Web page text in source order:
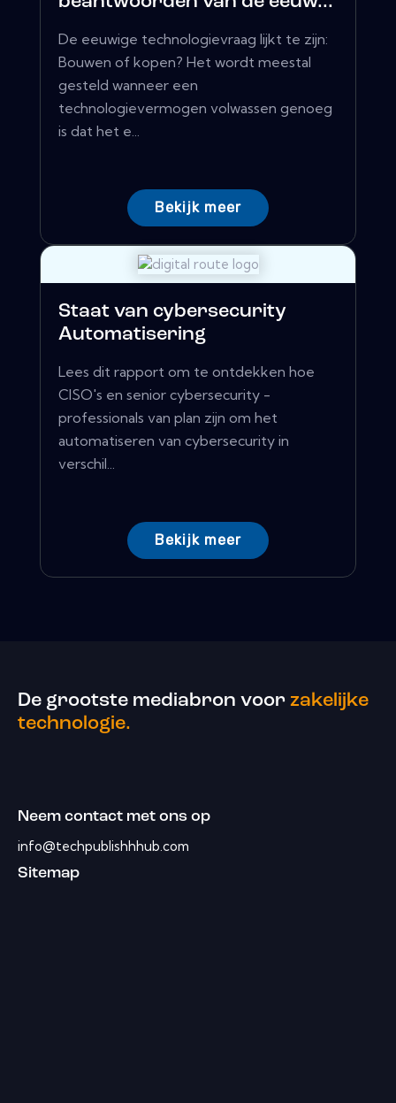
De eeuwige technologievraag lijkt te zijn:
Bouwen of kopen? Het wordt meestal
gesteld wanneer een
technologievermogen volwassen genoeg
is dat het e...
Bekijk meer
Staat van cybersecurity
Automatisering
Lees dit rapport om te ontdekken hoe
CISO's en senior cybersecurity -
professionals van plan zijn om het
automatiseren van cybersecurity in
verschil...
Bekijk meer
De grootste mediabron voor zakelijke
technologie.
Neem contact met ons op
info@techpublishhhub.com
Sitemap